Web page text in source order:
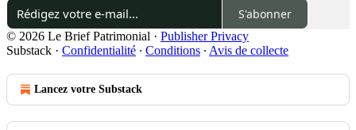
S'abonner
© 2026 Le Brief Patrimonial · Publisher Privacy
Substack · Confidentialité ∙ Conditions ∙ Avis de collecte
Lancez votre Substack